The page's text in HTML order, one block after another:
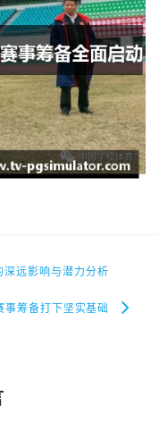
远影响与潜力分析
筹备打下坚实基础